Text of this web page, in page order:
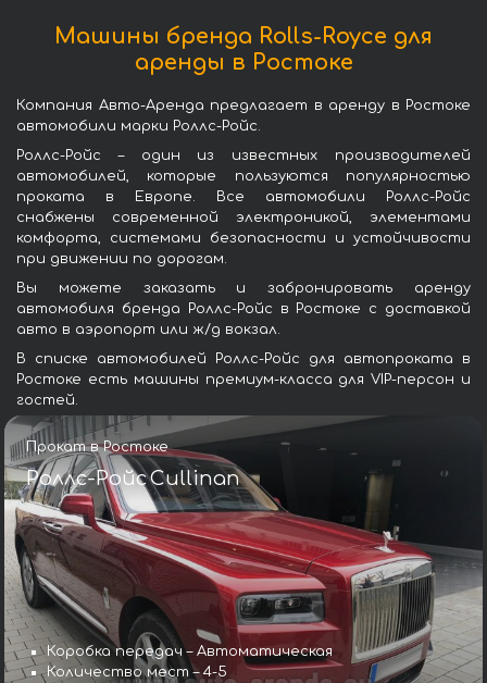
Машины бренда Rolls-Royce для
аренды в Ростоке
Компания Авто-Аренда предлагает в аренду в Ростоке
автомобили марки Роллс-Ройс.
Роллс-Ройс – один из известных производителей
автомобилей, которые пользуются популярностью
проката в Европе. Все автомобили Роллс-Ройс
снабжены современной электроникой, элементами
комфорта, системами безопасности и устойчивости
при движении по дорогам.
Вы можете заказать и забронировать аренду
автомобиля бренда Роллс-Ройс в Ростоке с доставкой
авто в аэропорт или ж/д вокзал.
В списке автомобилей Роллс-Ройс для автопроката в
Ростоке есть машины премиум-класса для VIP-персон и
гостей.
Прокат в Ростоке
Роллс-Ройс Cullinan
Коробка передач – Автоматическая
Количество мест – 4-5